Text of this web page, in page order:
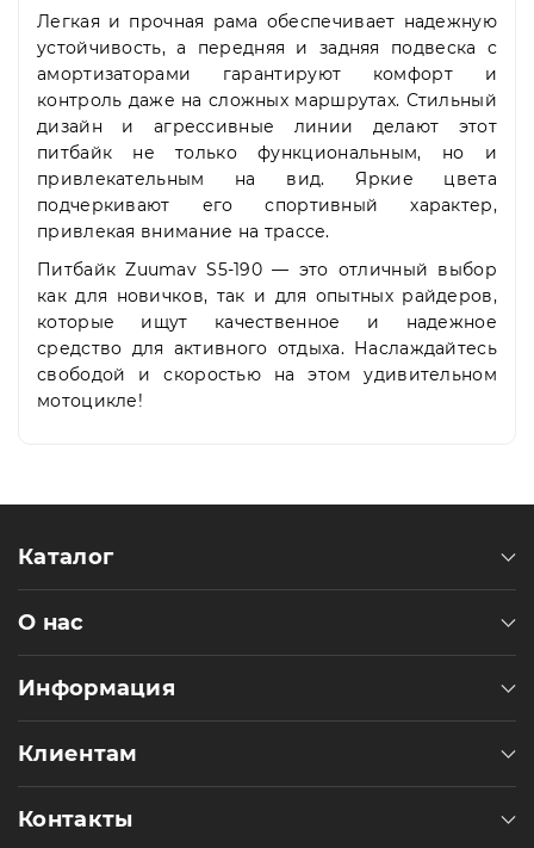
Легкая и прочная рама обеспечивает надежную
устойчивость, а передняя и задняя подвеска с
амортизаторами гарантируют комфорт и
контроль даже на сложных маршрутах. Стильный
дизайн и агрессивные линии делают этот
питбайк не только функциональным, но и
привлекательным на вид. Яркие цвета
подчеркивают его спортивный характер,
привлекая внимание на трассе.
Питбайк Zuumav S5-190 — это отличный выбор
как для новичков, так и для опытных райдеров,
которые ищут качественное и надежное
средство для активного отдыха. Наслаждайтесь
свободой и скоростью на этом удивительном
мотоцикле!
Каталог
О нас
Информация
Клиентам
Контакты